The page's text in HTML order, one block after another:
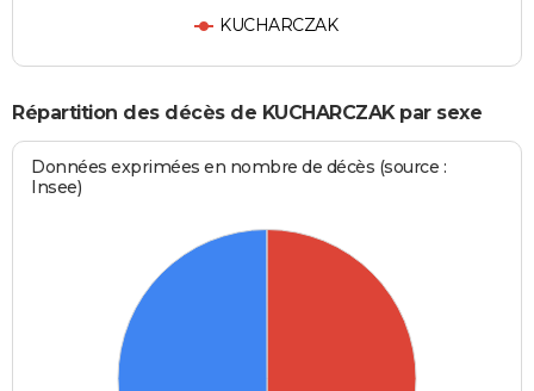
KUCHARCZAK
Répartition des décès de KUCHARCZAK par sexe
Données exprimées en nombre de décès (source :
Insee)